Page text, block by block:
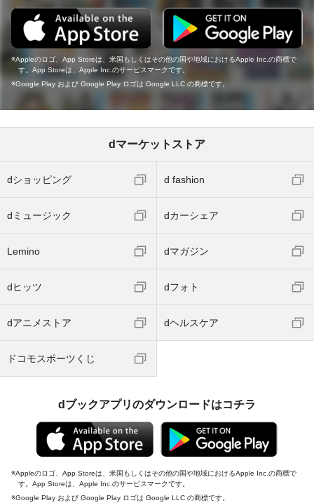
Appleのロゴ、App Storeは、米国もしくはその他の国や地域におけるApple Inc.の商標で
す。App Storeは、Apple Inc.のサービスマークです。
Google Play および Google Play ロゴは Google LLC の商標です。
dマーケットストア
dショッピング d fashion
dミュージック dカーシェア
Lemino dマガジン
dヒッツ dフォト
dアニメストア dヘルスケア
ドコモスポーツくじ
dブックアプリのダウンロードはコチラ
Appleのロゴ、App Storeは、米国もしくはその他の国や地域におけるApple Inc.の商標で
す。App Storeは、Apple Inc.のサービスマークです。
Google Play および Google Play ロゴは Google LLC の商標です。